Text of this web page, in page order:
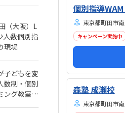
（大阪）L
人数個別指
現場
子どもを変
数制・個別
ング教室
やすいと感じまし
ました。教室は一
るわけではあり
い工夫がされてお
した。月4回（1
は、我が家にとっ
個別指導
東京都町田市
キャンペーン実施中
森塾 成瀬校
東京都町田市